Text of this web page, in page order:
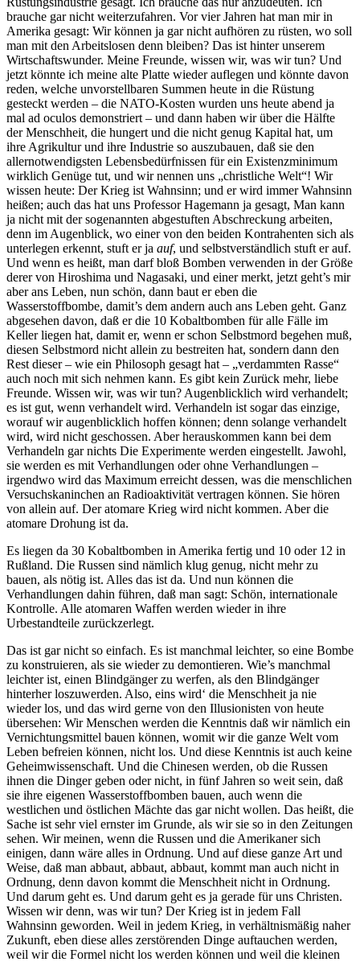
brauche gar nicht weiterzufahren. Vor vier Jahren hat man mir in
Amerika gesagt: Wir können ja gar nicht aufhören zu rüsten, wo soll
man mit den Arbeitslosen denn bleiben? Das ist hinter unserem
Wirtschaftswunder. Meine Freunde, wissen wir, was wir tun? Und
jetzt könnte ich meine alte Platte wieder auflegen und könnte davon
reden, welche unvorstellbaren Summen heute in die Rüstung
gesteckt werden – die NATO-Kosten wurden uns heute abend ja
mal ad oculos demonstriert – und dann haben wir über die Hälfte
der Menschheit, die hungert und die nicht genug Kapital hat, um
ihre Agrikultur und ihre Industrie so auszubauen, daß sie den
allernotwendigsten Lebensbedürfnissen für ein Existenzminimum
wirklich Genüge tut, und wir nennen uns „christliche Welt“! Wir
wissen heute: Der Krieg ist Wahnsinn; und er wird immer Wahnsinn
heißen; auch das hat uns Professor Hagemann ja gesagt, Man kann
ja nicht mit der sogenannten abgestuften Abschreckung arbeiten,
denn im Augenblick, wo einer von den beiden Kontrahenten sich als
unterlegen erkennt, stuft er ja auf, und selbstverständlich stuft er auf.
Und wenn es heißt, man darf bloß Bomben verwenden in der Größe
derer von Hiroshima und Nagasaki, und einer merkt, jetzt geht’s mir
aber ans Leben, nun schön, dann baut er eben die
Wasserstoffbombe, damit’s dem andern auch ans Leben geht. Ganz
abgesehen davon, daß er die 10 Kobaltbomben für alle Fälle im
Keller liegen hat, damit er, wenn er schon Selbstmord begehen muß,
diesen Selbstmord nicht allein zu bestreiten hat, sondern dann den
Rest dieser – wie ein Philosoph gesagt hat – „verdammten Rasse“
auch noch mit sich nehmen kann. Es gibt kein Zurück mehr, liebe
Freunde. Wissen wir, was wir tun? Augenblicklich wird verhandelt;
es ist gut, wenn verhandelt wird. Verhandeln ist sogar das einzige,
worauf wir augenblicklich hoffen können; denn solange verhandelt
wird, wird nicht geschossen. Aber herauskommen kann bei dem
Verhandeln gar nichts Die Experimente werden eingestellt. Jawohl,
sie werden es mit Verhandlungen oder ohne Verhandlungen –
irgendwo wird das Maximum erreicht dessen, was die menschlichen
Versuchskaninchen an Radioaktivität vertragen können. Sie hören
von allein auf. Der atomare Krieg wird nicht kommen. Aber die
atomare Drohung ist da.
Es liegen da 30 Kobaltbomben in Amerika fertig und 10 oder 12 in
Rußland. Die Russen sind nämlich klug genug, nicht mehr zu
bauen, als nötig ist. Alles das ist da. Und nun können die
Verhandlungen dahin führen, daß man sagt: Schön, internationale
Kontrolle. Alle atomaren Waffen werden wieder in ihre
Urbestandteile zurückzerlegt.
Das ist gar nicht so einfach. Es ist manchmal leichter, so eine Bombe
zu konstruieren, als sie wieder zu demontieren. Wie’s manchmal
leichter ist, einen Blindgänger zu werfen, als den Blindgänger
hinterher loszuwerden. Also, eins wird‘ die Menschheit ja nie
wieder los, und das wird gerne von den Illusionisten von heute
übersehen: Wir Menschen werden die Kenntnis daß wir nämlich ein
Vernichtungsmittel bauen können, womit wir die ganze Welt vom
Leben befreien können, nicht los. Und diese Kenntnis ist auch keine
Geheimwissenschaft. Und die Chinesen werden, ob die Russen
ihnen die Dinger geben oder nicht, in fünf Jahren so weit sein, daß
sie ihre eigenen Wasserstoffbomben bauen, auch wenn die
westlichen und östlichen Mächte das gar nicht wollen. Das heißt, die
Sache ist sehr viel ernster im Grunde, als wir sie so in den Zeitungen
sehen. Wir meinen, wenn die Russen und die Amerikaner sich
einigen, dann wäre alles in Ordnung. Und auf diese ganze Art und
Weise, daß man abbaut, abbaut, abbaut, kommt man auch nicht in
Ordnung, denn davon kommt die Menschheit nicht in Ordnung.
Und darum geht es. Und darum geht es ja gerade für uns Christen.
Wissen wir denn, was wir tun? Der Krieg ist in jedem Fall
Wahnsinn geworden. Weil in jedem Krieg, in verhältnismäßig naher
Zukunft, eben diese alles zerstörenden Dinge auftauchen werden,
weil wir die Formel nicht los werden können und weil die kleinen